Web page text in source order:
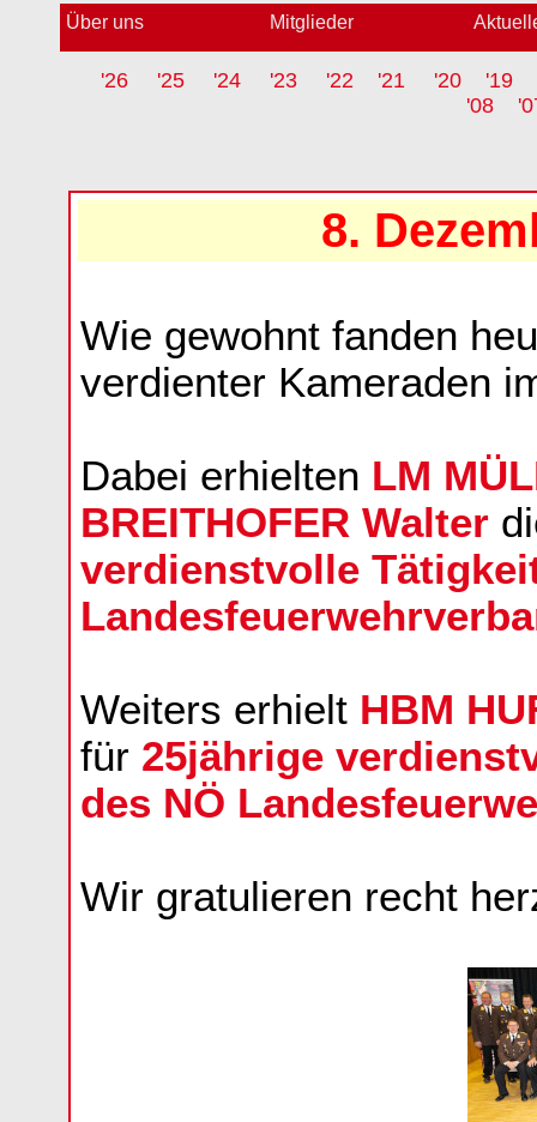
Über uns Mitglieder
'26 '25 '24 '23 '22 '21 '20
'19
'08
8.
Wie gewohnt fanden
verdienter Kameraden
Dabei erhielten LM
BREITHOFER Walter
verdienstvolle
Weiters erhielt HBM
für 25jährige
des NÖ
Wir gratulieren recht